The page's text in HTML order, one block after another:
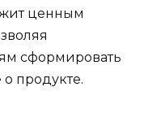
ценным
сформировать
продукте.